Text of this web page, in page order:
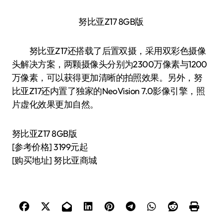
努比亚Z17 8GB版
努比亚Z17还搭载了后置双摄，采用双彩色摄像
头解决方案，两颗摄像头分别为2300万像素与1200
万像素，可以获得更加清晰的拍照效果。另外，努
比亚Z17还内置了独家的NeoVision 7.0影像引擎，照
片虚化效果更加自然。
努比亚Z17 8GB版
[参考价格] 3199元起
[购买地址] 努比亚商城